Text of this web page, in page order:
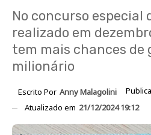
No concurso especial
realizado em
tem mais chances de
milionário
Escrito Por Anny Malagolini
Atualizado em 21/12/2024 19:12